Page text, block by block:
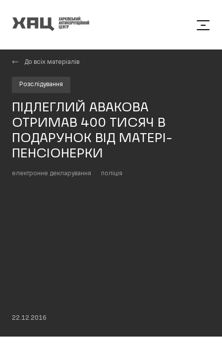
До всіх матеріалів
Розслідування
ПІДЛЕГЛИЙ АВАКОВА
ОТРИМАВ 400 ТИСЯЧ В
ПОДАРУНОК ВІД МАТЕРІ-
ПЕНСІОНЕРКИ
електронне декларування поліція
22.12.2016